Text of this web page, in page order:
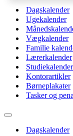
Dagskalender
Ugekalender
Vægkalender
Familie
Lærerkalender
Studiekalender
Kontorartikler
Børneplakater
Tasker og
Navigation
Dagskalender